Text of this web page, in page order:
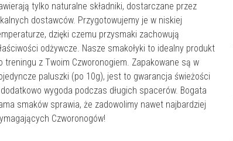
tylko naturalne składniki, dostarczane przez
dostawców. Przygotowujemy je w niskiej
dzięki czemu przysmaki zachowują
odżywcze. Nasze smakołyki to idealny produkt
treningu z Twoim Czworonogiem. Zapakowane są w
paluszki (po 10g), jest to gwarancja świeżości
wygoda podczas długich spacerów. Bogata
smaków sprawia, że zadowolimy nawet najbardziej
Czworonogów!